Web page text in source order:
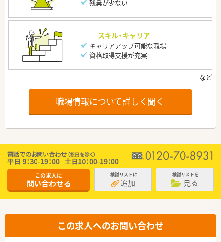
残業が少ない
スキル・キャリア
キャリアアップ可能な職場
資格取得支援が充実
職場情報について詳しく聞く
この求人に
問い合わせる
検討リストに
追加
検討リストを
見る
この求人へのお問い合わせ